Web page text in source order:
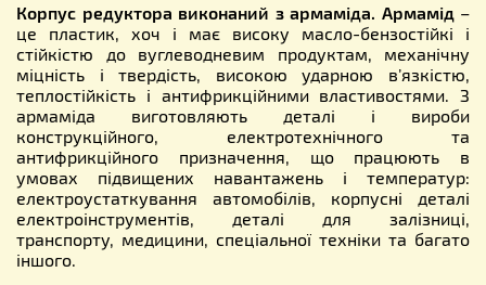
Корпус редуктора виконаний з армаміда. Армамід–
це пластик, хоч і має високу масло-бензостійкі і
стійкістю до вуглеводневим продуктам, механічну
міцність і твердість, високою ударною в’язкістю,
теплостійкість і антифрикційними властивостями. З
армаміда виготовляють деталі і вироби
конструкційного, електротехнічного та
антифрикційного призначення, що працюють в
умовах підвищених навантажень і температур:
електроустаткування автомобілів, корпусні деталі
електроінструментів, деталі для залізниці,
транспорту, медицини, спеціальної техніки та багато
іншого.